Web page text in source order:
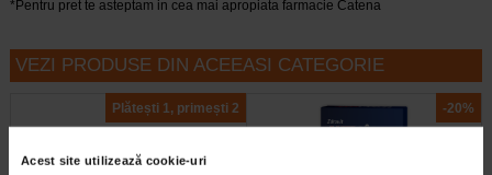
Acest site utilizează cookie-uri
*Pentru pret te asteptam in cea mai apropiata farmacie Catena
VEZI PRODUSE DIN ACEEASI CATEGORIE
Plătești 1, primești 2 -20%